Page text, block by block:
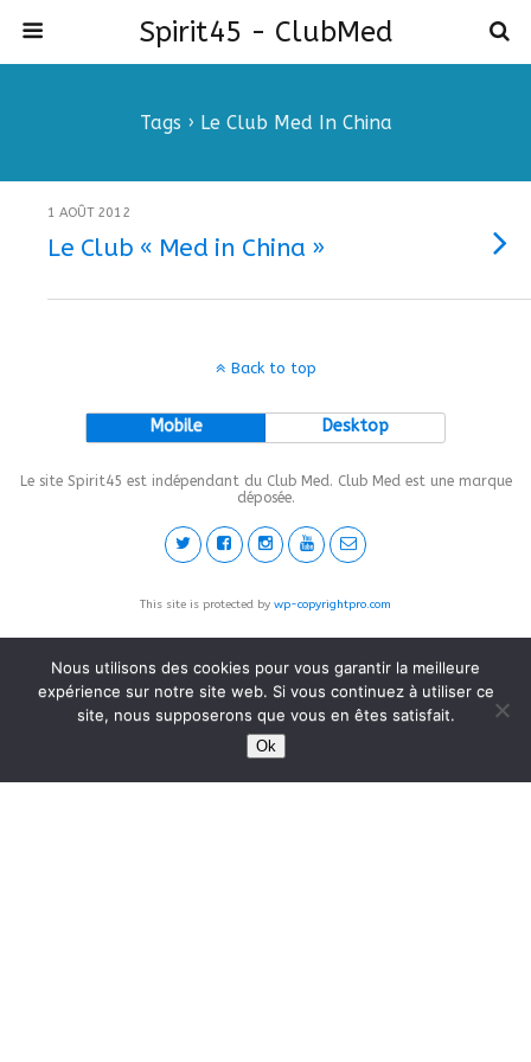
Spirit45 - ClubMed
Tags › Le Club Med In China
1 AOÛT 2012
Le Club « Med in China »
Back to top
Mobile Desktop
Le site Spirit45 est indépendant du Club Med. Club Med est une marque
déposée.
This site is protected by wp-copyrightpro.com
Nous utilisons des cookies pour vous garantir la meilleure
expérience sur notre site web. Si vous continuez à utiliser ce
site, nous supposerons que vous en êtes satisfait.
Ok